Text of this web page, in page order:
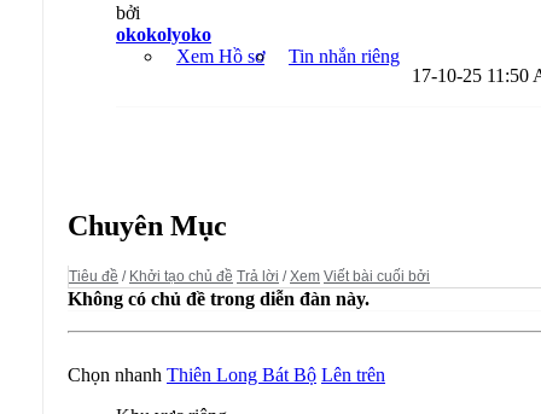
bởi
okokolyoko
Xem Hồ sơ
Tin nhắn riêng
17-10-25 11:50
Chuyên Mục
Tiêu đề / Khởi tạo chủ đề Trả lời /Xem Viết bài cuối bởi
Không có chủ đề trong diễn đàn này.
Chọn nhanh Thiên Long Bát Bộ Lên trên